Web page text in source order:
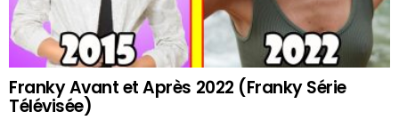
Franky Avant et Après 2022 (Franky Série
Télévisée)